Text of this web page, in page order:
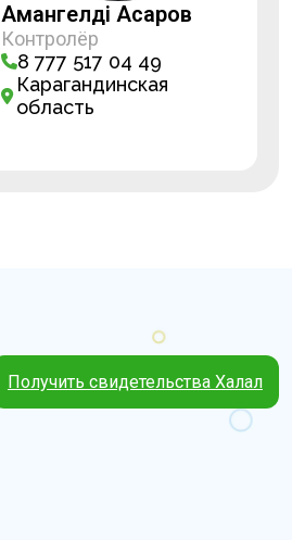
Амангелді Асқаров
Контролёр
8 777 517 04 49
Карагандинская
область
Получить свидетельства Халал